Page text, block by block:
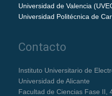
Universidad de Valencia
Universidad Politécnica de
Contacto
Instituto Universitario de
Universidad de Alicante
Facultad de Ciencias Fase II,